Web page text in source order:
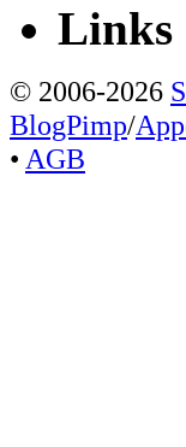
Links
© 2006-2026
BlogPimp/
• AGB